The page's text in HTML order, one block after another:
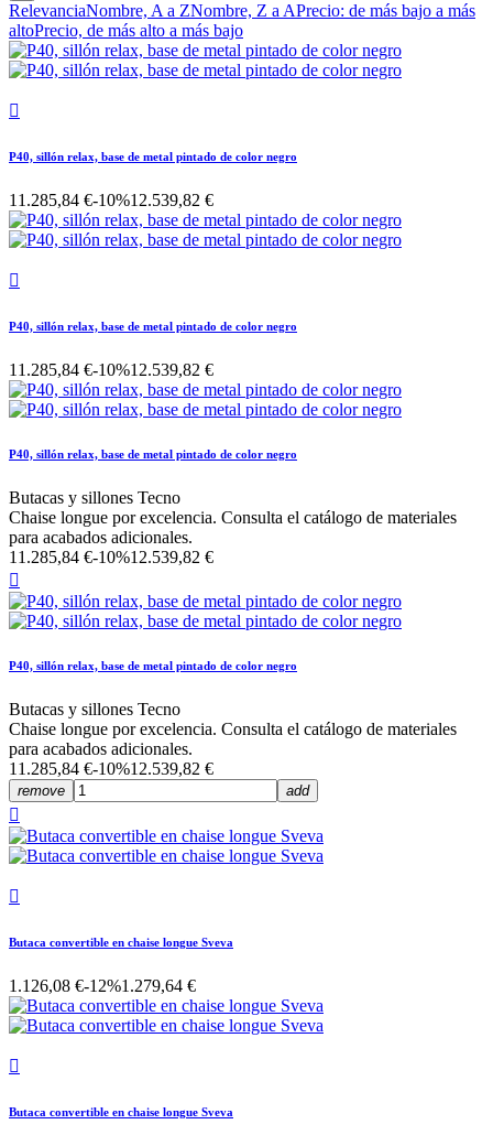
RelevanciaNombre, A a ZNombre, Z a APrecio: de más bajo a más
altoPrecio, de más alto a más bajo

P40, sillón relax, base de metal pintado de color negro
11.285,84 €-10%12.539,82 €

P40, sillón relax, base de metal pintado de color negro
11.285,84 €-10%12.539,82 €
P40, sillón relax, base de metal pintado de color negro
Butacas y sillones Tecno
Chaise longue por excelencia. Consulta el catálogo de materiales
para acabados adicionales.
11.285,84 €-10%12.539,82 €

P40, sillón relax, base de metal pintado de color negro
Butacas y sillones Tecno
Chaise longue por excelencia. Consulta el catálogo de materiales
para acabados adicionales.
11.285,84 €-10%12.539,82 €
remove add


Butaca convertible en chaise longue Sveva
1.126,08 €-12%1.279,64 €

Butaca convertible en chaise longue Sveva